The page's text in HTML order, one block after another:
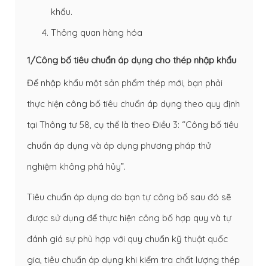
khẩu.
Thông quan hàng hóa
1/Công bố tiêu chuẩn áp dụng cho thép nhập khẩu
Để nhập khẩu một sản phẩm thép mới, bạn phải
thực hiện công bố tiêu chuẩn áp dụng theo quy định
tại Thông tư 58, cụ thể là theo Điều 3: “Công bố tiêu
chuẩn áp dụng và áp dụng phương pháp thử
nghiệm không phá hủy”.
Tiêu chuẩn áp dụng do bạn tự công bố sau đó sẽ
được sử dụng để thực hiện công bố hợp quy và tự
đánh giá sự phù hợp với quy chuẩn kỹ thuật quốc
gia, tiêu chuẩn áp dụng khi kiểm tra chất lượng thép